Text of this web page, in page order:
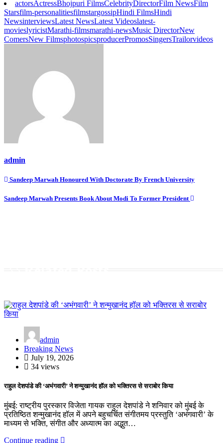
actorsActressBhojpuri FilmsCelebrityDirectorFilm NewsFilm
Starsfilm-personalitiesfilmstargossipHindi FilmsHindi
NewsinterviewsLatest NewsLatest Videoslatest-
movieslyricistMarathi-filmsmarathi-newsMusic DirectorNew
ComersNew FilmsphotospicsproducerPromosSingersTrailorvideos
admin
Post
navigation
Sandeep Marwah Honoured With Doctorate By French University
Sandeep Marwah Presents Book About Modi To Former President
admin
Breaking News
July 19, 2026
34 views
राहुल देशपांडे की ‘अभंगवारी’ ने शन्मुखानंद हॉल को भक्तिरस से सराबोर किया
मुंबई: राष्ट्रीय पुरस्कार विजेता गायक राहुल देशपांडे ने शनिवार को मुंबई के
प्रतिष्ठित शन्मुखानंद हॉल में अपने बहुचर्चित संगीतमय प्रस्तुति ‘अभंगवारी’ के
माध्यम से भक्ति, संगीत और अध्यात्म का अद्भुत…
Continue reading